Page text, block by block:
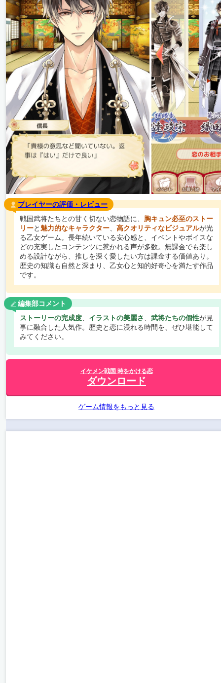
プレイヤーの評価・レビュー
戦国武将たちとの甘く切ない恋物語に、 胸キュン必至のストー
リーと 魅力的なキャラクター、 高クオリティなビジュアルが光
る乙女ゲーム。長年続いている安心感と、イベントやボイスな
どの充実したコンテンツに惹かれる声が多数。無課金でも楽し
める設計ながら、推しを深く愛したい方は課金する価値あり。
歴史の知識も自然と深まり、乙女心と知的好奇心を満たす作品
です。
編集部コメント
ストーリーの完成度、 イラストの美麗さ、 武将たちの個性が見
事に融合した人気作。歴史と恋に浸れる時間を、ぜひ堪能して
みてください。
イケメン戦国 時をかける恋
ダウンロード
ゲーム情報をもっと見る